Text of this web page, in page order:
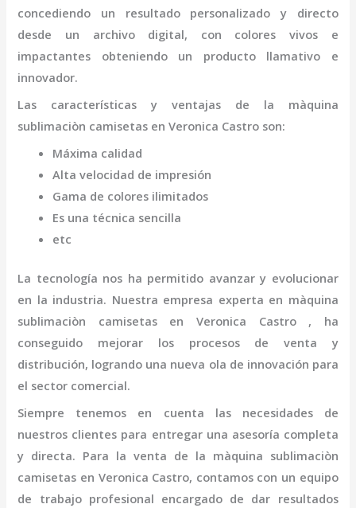
concediendo un resultado personalizado y directo
desde un archivo digital, con colores vivos e
impactantes obteniendo un producto llamativo e
innovador.
Las características y ventajas de la màquina
sublimaciòn camisetas en Veronica Castro son:
Máxima calidad
Alta velocidad de impresión
Gama de colores ilimitados
Es una técnica sencilla
etc
La tecnología nos ha permitido avanzar y evolucionar
en la industria. Nuestra empresa experta en màquina
sublimaciòn camisetasen Veronica Castro , ha
conseguido mejorar los procesos de venta y
distribución, logrando una nueva ola de innovación para
el sector comercial.
Siempre tenemos en cuenta las necesidades de
nuestros clientes para entregar una asesoría completa
y directa. Para la venta de la màquina sublimaciòn
camisetas en Veronica Castro, contamos con un equipo
de trabajo profesional encargado de dar resultados